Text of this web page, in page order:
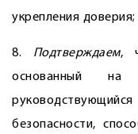
укрепления доверия;
8. Подтверждаем,
основанный на
безопасности,